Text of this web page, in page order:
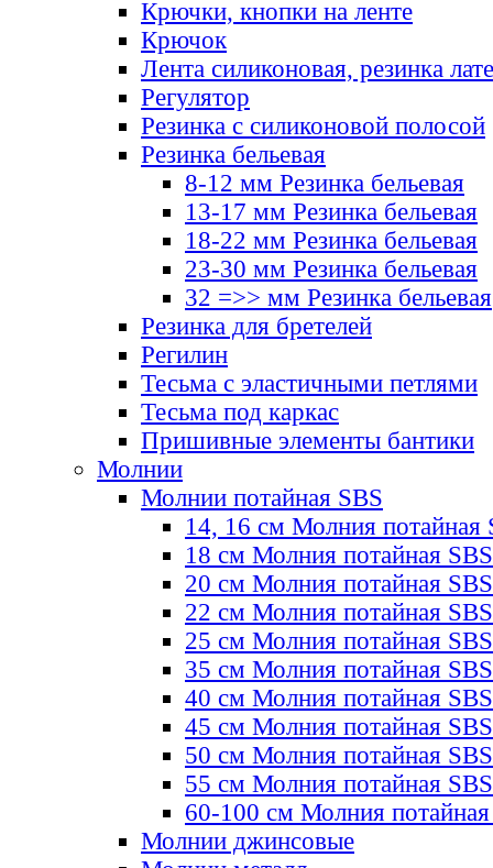
Крючки, кнопки на ленте
Крючок
Лента силиконовая, резинка
Регулятор
Резинка с силиконовой полосой
Резинка бельевая
8-12 мм Резинка бельевая
13-17 мм Резинка бельевая
18-22 мм Резинка бельевая
23-30 мм Резинка бельевая
32 =>> мм Резинка бельевая
Резинка для бретелей
Регилин
Тесьма с эластичными петлями
Тесьма под каркас
Пришивные элементы бантики
Молнии
Молнии потайная SBS
14, 16 см Молния потайная
18 см Молния потайная SBS
20 см Молния потайная SBS
22 см Молния потайная SBS
25 см Молния потайная SBS
35 см Молния потайная SBS
40 см Молния потайная SBS
45 см Молния потайная SBS
50 см Молния потайная SBS
55 см Молния потайная SBS
60-100 см Молния
Молнии джинсовые